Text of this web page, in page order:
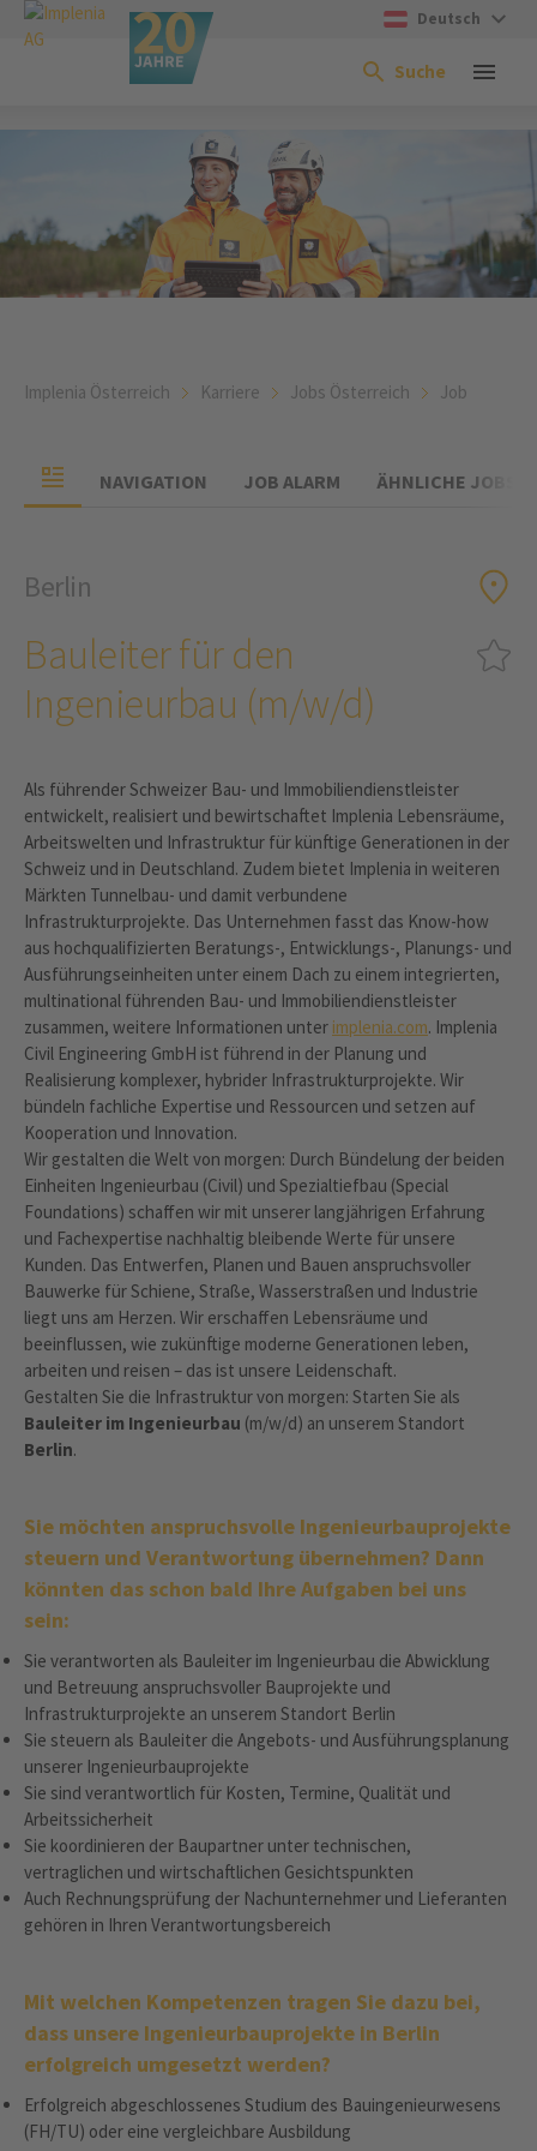
Deutsch
Suche
Implenia Österreich Karriere Jobs Österreich Job
NAVIGATION JOB ALARM ÄHNLICHE JOBS
Berlin
Bauleiter für den
Ingenieurbau (m/w/d)
Als führender Schweizer Bau- und Immobiliendienstleister
entwickelt, realisiert und bewirtschaftet Implenia Lebensräume,
Arbeitswelten und Infrastruktur für künftige Generationen in der
Schweiz und in Deutschland. Zudem bietet Implenia in weiteren
Märkten Tunnelbau- und damit verbundene
Infrastrukturprojekte. Das Unternehmen fasst das Know-how
aus hochqualifizierten Beratungs-, Entwicklungs-, Planungs- und
Ausführungseinheiten unter einem Dach zu einem integrierten,
multinational führenden Bau- und Immobiliendienstleister
zusammen, weitere Informationen unter implenia.com. Implenia
Civil Engineering GmbH ist führend in der Planung und
Realisierung komplexer, hybrider Infrastrukturprojekte. Wir
bündeln fachliche Expertise und Ressourcen und setzen auf
Kooperation und Innovation.
Wir gestalten die Welt von morgen: Durch Bündelung der beiden
Einheiten Ingenieurbau (Civil) und Spezialtiefbau (Special
Foundations) schaffen wir mit unserer langjährigen Erfahrung
und Fachexpertise nachhaltig bleibende Werte für unsere
Kunden. Das Entwerfen, Planen und Bauen anspruchsvoller
Bauwerke für Schiene, Straße, Wasserstraßen und Industrie
liegt uns am Herzen. Wir erschaffen Lebensräume und
beeinflussen, wie zukünftige moderne Generationen leben,
arbeiten und reisen – das ist unsere Leidenschaft.
Gestalten Sie die Infrastruktur von morgen: Starten Sie als
Bauleiter im Ingenieurbau (m/w/d) an unserem Standort
Berlin.
Sie möchten anspruchsvolle Ingenieurbauprojekte
steuern und Verantwortung übernehmen? Dann
könnten das schon bald Ihre Aufgaben bei uns
sein:
Sie verantworten als Bauleiter im Ingenieurbau die Abwicklung
und Betreuung anspruchsvoller Bauprojekte und
Infrastrukturprojekte an unserem Standort Berlin
Sie steuern als Bauleiter die Angebots- und Ausführungsplanung
unserer Ingenieurbauprojekte
Sie sind verantwortlich für Kosten, Termine, Qualität und
Arbeitssicherheit
Sie koordinieren der Baupartner unter technischen,
vertraglichen und wirtschaftlichen Gesichtspunkten
Auch Rechnungsprüfung der Nachunternehmer und Lieferanten
gehören in Ihren Verantwortungsbereich
Mit welchen Kompetenzen tragen Sie dazu bei,
dass unsere Ingenieurbauprojekte in Berlin
erfolgreich umgesetzt werden?
Erfolgreich abgeschlossenes Studium des Bauingenieurwesens
(FH/TU) oder eine vergleichbare Ausbildung